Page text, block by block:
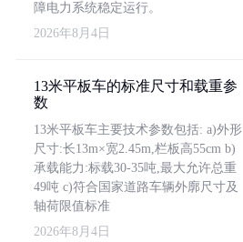
障电力系统稳定运行。
2026年8月4日
13米平板车的标准尺寸和载重参
数
13米平板车主要技术参数包括: a)外形
尺寸:长13m×宽2.45m,栏板高55cm b)
承载能力:标载30-35吨,最大允许总重
49吨 c)符合国家道路车辆外廓尺寸及
轴荷限值标准
2026年8月4日